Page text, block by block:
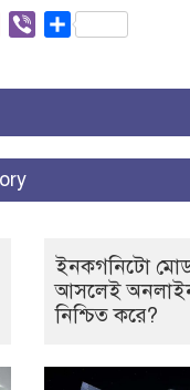
Gmail ViberShare
ইনকগনিটো
আসলেই অনলাইন
নিশ্চিত করে?